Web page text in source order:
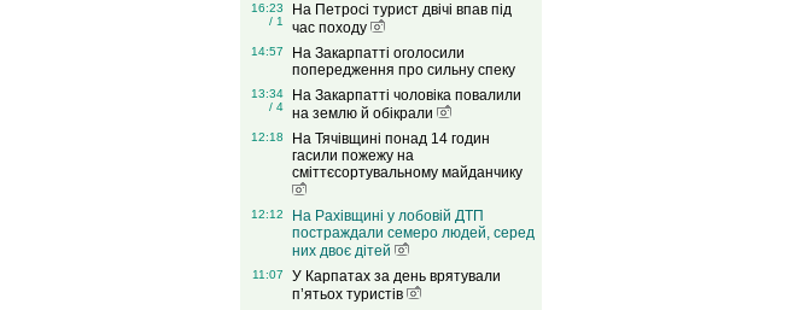
16:23
/ 1
На Петросі турист двічі впав під
час походу
14:57
На Закарпатті оголосили
попередження про сильну спеку
13:34
/ 4
На Закарпатті чоловіка повалили
на землю й обікрали
12:18
На Тячівщині понад 14 годин
гасили пожежу на
сміттєсортувальному майданчику
12:12
На Рахівщині у лобовій ДТП
постраждали семеро людей, серед
них двоє дітей
11:07
У Карпатах за день врятували
п’ятьох туристів